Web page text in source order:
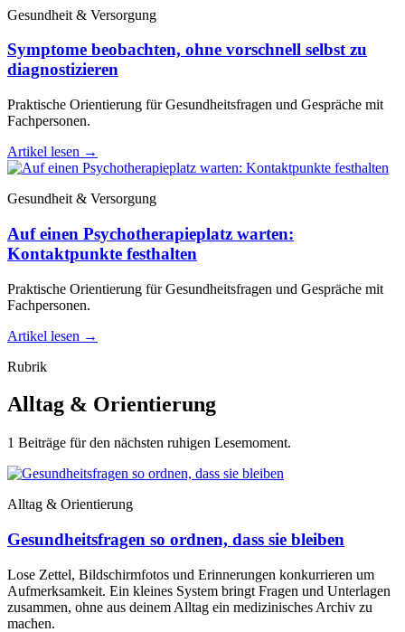
Gesundheit & Versorgung
Symptome beobachten, ohne vorschnell selbst zu
diagnostizieren
Praktische Orientierung für Gesundheitsfragen und Gespräche mit
Fachpersonen.
Artikel lesen →
Gesundheit & Versorgung
Auf einen Psychotherapieplatz warten:
Kontaktpunkte festhalten
Praktische Orientierung für Gesundheitsfragen und Gespräche mit
Fachpersonen.
Artikel lesen →
Rubrik
Alltag & Orientierung
1 Beiträge für den nächsten ruhigen Lesemoment.
Alltag & Orientierung
Gesundheitsfragen so ordnen, dass sie bleiben
Lose Zettel, Bildschirmfotos und Erinnerungen konkurrieren um
Aufmerksamkeit. Ein kleines System bringt Fragen und Unterlagen
zusammen, ohne aus deinem Alltag ein medizinisches Archiv zu
machen.